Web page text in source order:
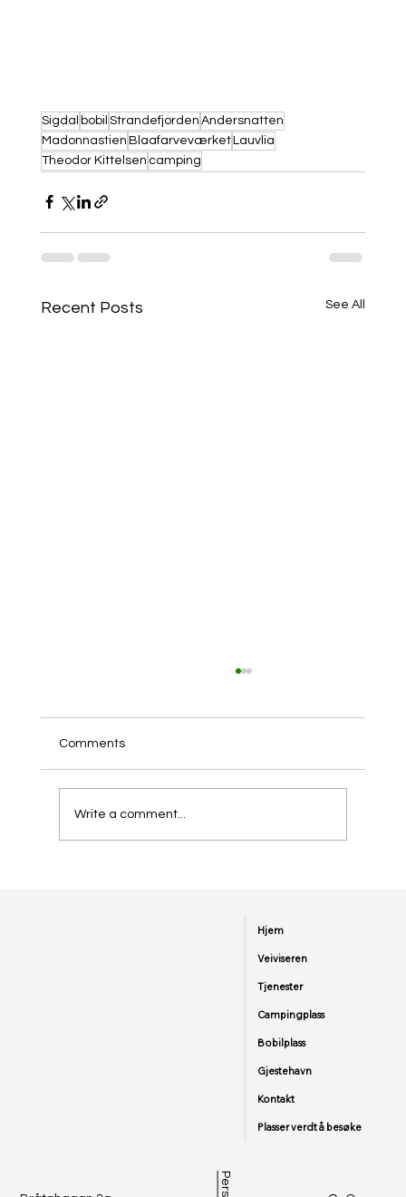
Sigdal bobil Strandefjorden Andersnatten
Madonnastien Blaafarveværket Lauvlia
Theodor Kittelsen camping
Recent Posts See All
Comments
Write a comment...
Hjem
Veiviseren
Tjenester
Campingplass
Bobilplass
Gjestehavn
Kontakt
Plasser verdt å besøke